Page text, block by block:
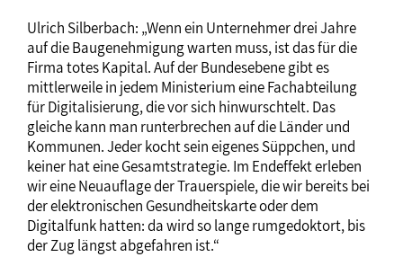
Ulrich Silberbach: „Wenn ein Unternehmer drei Jahre
auf die Baugenehmigung warten muss, ist das für die
Firma totes Kapital. Auf der Bundesebene gibt es
mittlerweile in jedem Ministerium eine Fachabteilung
für Digitalisierung, die vor sich hinwurschtelt. Das
gleiche kann man runterbrechen auf die Länder und
Kommunen. Jeder kocht sein eigenes Süppchen, und
keiner hat eine Gesamtstrategie. Im Endeffekt erleben
wir eine Neuauflage der Trauerspiele, die wir bereits bei
der elektronischen Gesundheitskarte oder dem
Digitalfunk hatten: da wird so lange rumgedoktort, bis
der Zug längst abgefahren ist.“